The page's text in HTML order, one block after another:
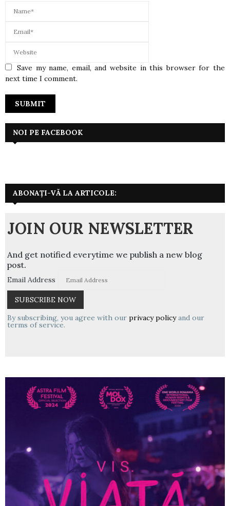
Save my name, email, and website in this browser for the
next time I comment.
NOI PE FACEBOOK
ABONAȚI-VĂ LA ARTICOLE:
JOIN OUR NEWSLETTER
And get notified everytime we publish a new blog
post.
Email Address
By subscribing, you agree with our privacy policyand our
terms of service.